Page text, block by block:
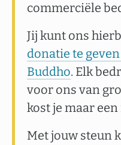
commerciële
Jij kunt ons
donatie te
Buddho. Elk
voor ons van
kost je maar
Met jouw steun